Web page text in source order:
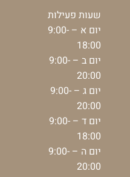
שעות פעילות
יום א – 9:00-
18:00
יום ב – 9:00-
20:00
יום ג – 9:00-
20:00
יום ד – 9:00-
18:00
יום ה – 9:00-
20:00